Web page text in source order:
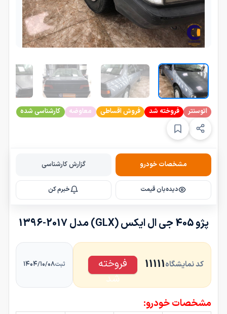
اتوسنتر فروخته شد فروش اقساطی معاوضه کارشناسی شده
مشخصات خودرو گزارش کارشناسی
دیده‌بان قیمت خبرم کن
پژو 405 جی ال ایکس (GLX) مدل 2017-1396
کد نمایشگاه11111
فروخته
شد
ثبت۱۴۰۴/۱۰/۰۸
مشخصات خودرو: